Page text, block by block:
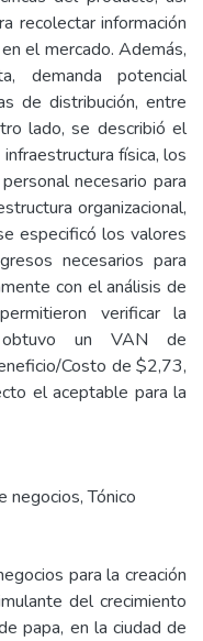
recolectar información
el mercado. Además,
demanda potencial
de distribución, entre
lado, se describió el
física, los
necesario para
organizacional,
especificó los valores
necesarios para
con el análisis de
verificar la
obtuvo un VAN de
Costo de $2,73,
el aceptable para la
negocios,Tónico
para la creación
del crecimiento
papa, en la ciudad de